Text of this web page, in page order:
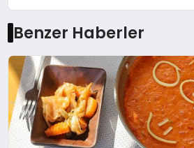
Benzer Haberler